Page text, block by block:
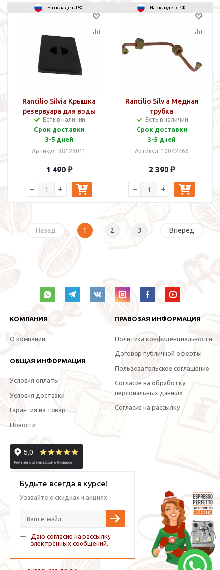
На складе в РФ
Rancilio Silvia Крышка
резервуара для воды
Есть в наличии
Срок доставки
3-5 дней
Артикул: 38123011
1 490 ₽
На складе в РФ
Rancilio Silvia Медная
трубка
Есть в наличии
Срок доставки
3-5 дней
Артикул: 10042266
2 390 ₽
Назад 1 2 3 Вперед
КОМПАНИЯ
О компании
ОБЩАЯ ИНФОРМАЦИЯ
Условия оплаты
Условия доставки
Гарантия на товар
Новости
ПРАВОВАЯ ИНФОРМАЦИЯ
Политика конфиденциальности
Договор публичной оферты
Пользовательское соглашение
Согласие на обработку
персональных данных
Согласие на рассылку
Будьте всегда в курсе!
Узавайте о скидках и акциях
Даю согласие на рассылку
электронных сообщений.